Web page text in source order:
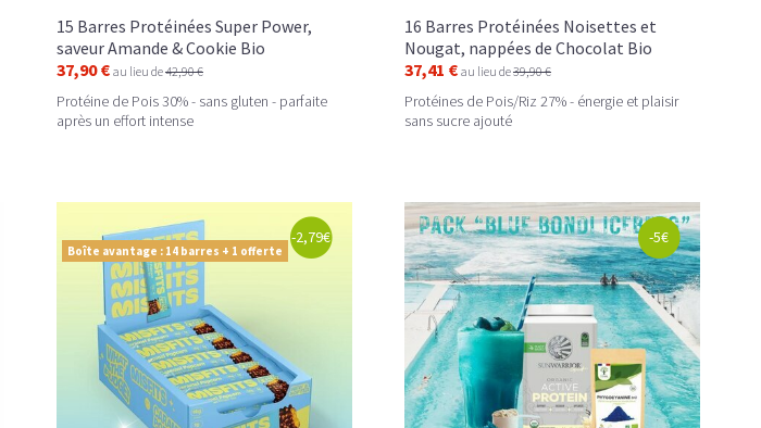
15 Barres Protéinées Super Power,
saveur Amande & Cookie Bio
37,90 € au lieu de42,90 €
Protéine de Pois 30% - sans gluten - parfaite
après un effort intense
16 Barres Protéinées Noisettes et
Nougat, nappées de Chocolat Bio
37,41 € au lieu de39,90 €
Protéines de Pois/Riz 27% - énergie et plaisir
sans sucre ajouté
Boîte avantage : 14 barres + 1 offerte
-2,79€ -5€